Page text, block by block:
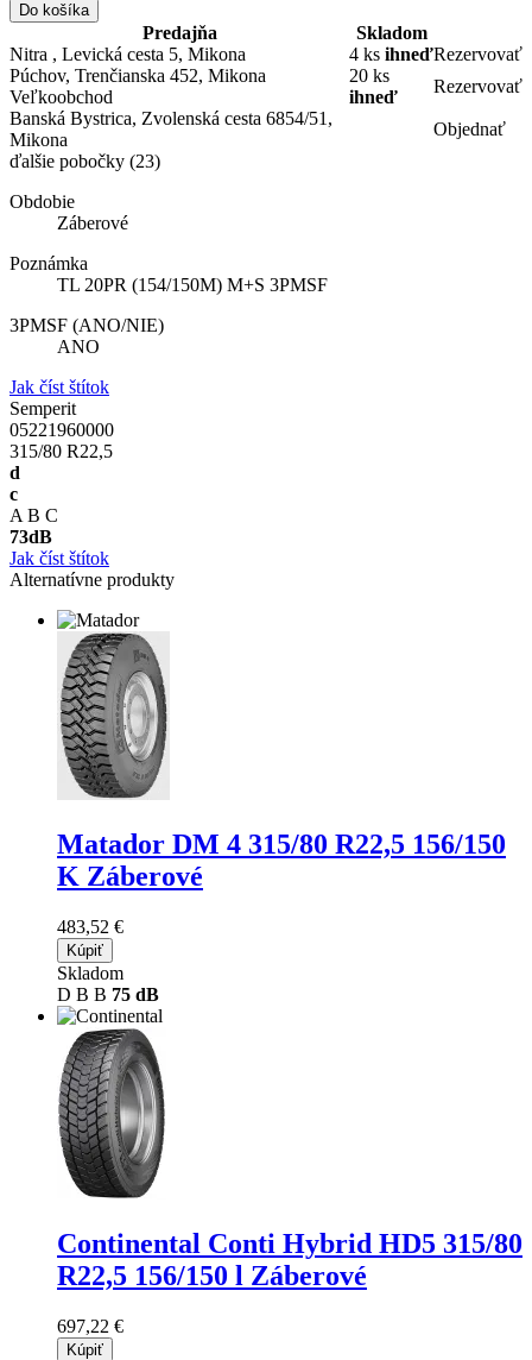
Do košíka
Predajňa
Skladom
Nitra , Levická cesta 5, Mikona
4 ks ihneďRezervovať
Púchov, Trenčianska 452, Mikona
Veľkoobchod
20 ks
ihneď
Rezervovať
Banská Bystrica, Zvolenská cesta 6854/51,
Mikona
Objednať
ďalšie pobočky (23)
Obdobie
Záberové
Poznámka
TL 20PR (154/150M) M+S 3PMSF
3PMSF (ANO/NIE)
ANO
Jak číst štítok
Semperit
05221960000
315/80 R22,5
d
c
A B C
73dB
Jak číst štítok
Alternatívne produkty
Matador DM 4 315/80 R22,5 156/150
K Záberové
483,52 €
Kúpiť
Skladom
D B B 75 dB
Continental Conti Hybrid HD5 315/80
R22,5 156/150 l Záberové
697,22 €
Kúpiť